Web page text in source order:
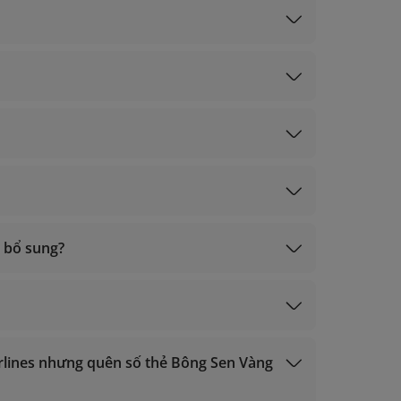
Kim, Vàng)
hạng
thưởng khác
Vàng): trong vòng 2 ngày làm việc tính từ
sung?
nhưng quên số thẻ Bông Sen Vàng